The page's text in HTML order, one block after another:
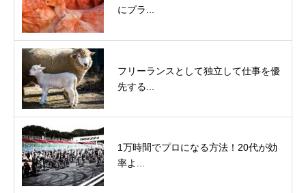
にプラ...
フリーランスとして独立して仕事を優
先する...
1万時間でプロになる方法！20代が効
率よ...